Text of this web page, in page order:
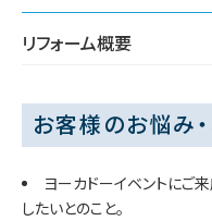
リフォーム概要
お客様のお悩み
ヨーカドーイベントにご
したいとのこと。